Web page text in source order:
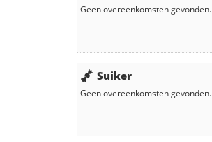
Geen overeenkomsten gevonden.
Suiker
Geen overeenkomsten gevonden.